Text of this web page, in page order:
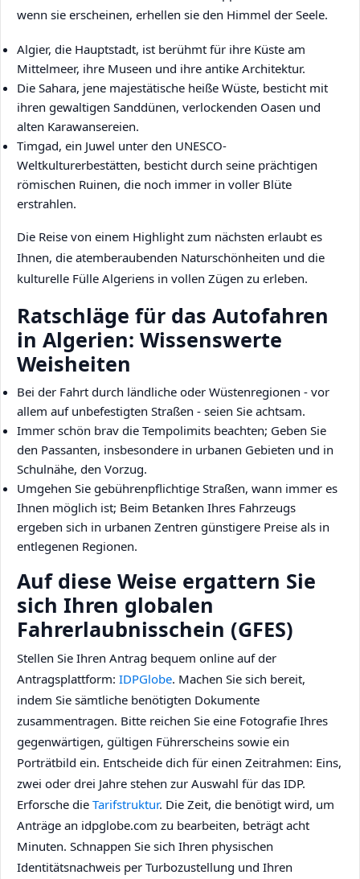
wenn sie erscheinen, erhellen sie den Himmel der Seele.
Algier, die Hauptstadt, ist berühmt für ihre Küste am
Mittelmeer, ihre Museen und ihre antike Architektur.
Die Sahara, jene majestätische heiße Wüste, besticht mit
ihren gewaltigen Sanddünen, verlockenden Oasen und
alten Karawansereien.
Timgad, ein Juwel unter den UNESCO-
Weltkulturerbestätten, besticht durch seine prächtigen
römischen Ruinen, die noch immer in voller Blüte
erstrahlen.
Die Reise von einem Highlight zum nächsten erlaubt es
Ihnen, die atemberaubenden Naturschönheiten und die
kulturelle Fülle Algeriens in vollen Zügen zu erleben.
Ratschläge für das Autofahren
in Algerien: Wissenswerte
Weisheiten
Bei der Fahrt durch ländliche oder Wüstenregionen - vor
allem auf unbefestigten Straßen - seien Sie achtsam.
Immer schön brav die Tempolimits beachten; Geben Sie
den Passanten, insbesondere in urbanen Gebieten und in
Schulnähe, den Vorzug.
Umgehen Sie gebührenpflichtige Straßen, wann immer es
Ihnen möglich ist; Beim Betanken Ihres Fahrzeugs
ergeben sich in urbanen Zentren günstigere Preise als in
entlegenen Regionen.
Auf diese Weise ergattern Sie
sich Ihren globalen
Fahrerlaubnisschein (GFES)
Stellen Sie Ihren Antrag bequem online auf der
Antragsplattform: IDPGlobe. Machen Sie sich bereit,
indem Sie sämtliche benötigten Dokumente
zusammentragen. Bitte reichen Sie eine Fotografie Ihres
gegenwärtigen, gültigen Führerscheins sowie ein
Porträtbild ein. Entscheide dich für einen Zeitrahmen: Eins,
zwei oder drei Jahre stehen zur Auswahl für das IDP.
Erforsche die Tarifstruktur. Die Zeit, die benötigt wird, um
Anträge an idpglobe.com zu bearbeiten, beträgt acht
Minuten. Schnappen Sie sich Ihren physischen
Identitätsnachweis per Turbozustellung und Ihren